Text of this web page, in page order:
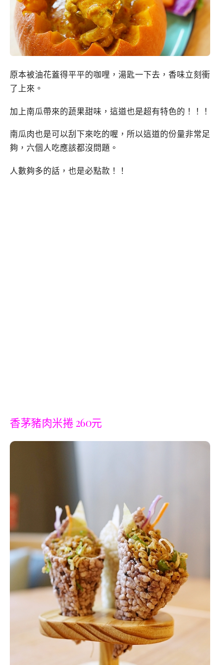
原本被油花蓋得平平的咖哩，湯匙一下去，香味立刻衝
了上來。
加上南瓜帶來的蔬果甜味，這道也是超有特色的！！！
南瓜肉也是可以刮下來吃的喔，所以這道的份量非常足
夠，六個人吃應該都沒問題。
人數夠多的話，也是必點款！！
香茅豬肉米捲 260元